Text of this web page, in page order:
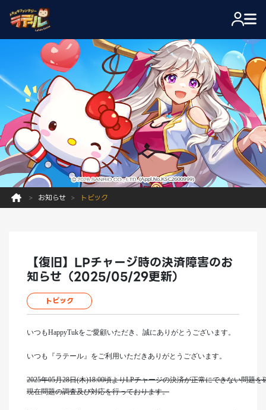
お知らせ トピック
【復旧】LPチャージ時の決済障害のお
知らせ（2025/05/29更新）
トピック
いつもHappyTukをご愛顧いただき、誠にありがとうございます。
いつも『ラテール』をご利用いただきありがとうございます。
2025年05月28日(木)18:00頃よりLPチャージの決済が正常にできない問題を
現在問題の調査及び対応を行っております。